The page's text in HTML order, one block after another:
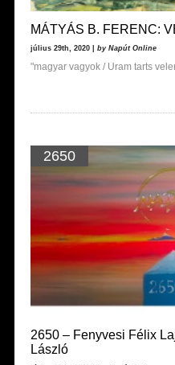
MÁTYÁS B. FERENC:
július 29th, 2020 | by Napút Online
"magyar vagyok / Uram tarts
2650
2650 – Fenyvesi Félix
László